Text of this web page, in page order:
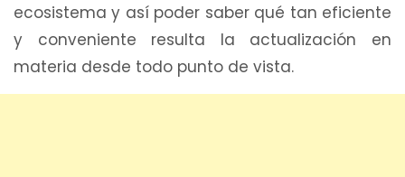
ecosistema y así poder saber qué tan eficiente
y conveniente resulta la actualización en
materia desde todo punto de vista.